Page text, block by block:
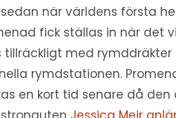
när världens första
fick ställas in när det
tillräckligt med rymddräkter
rymdstationen.
en kort tid senare då den